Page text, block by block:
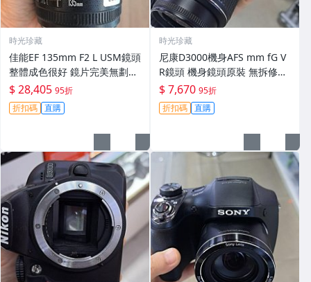
時光珍藏
佳能EF 135mm F2 L USM鏡頭
整體成色很好 鏡片完美無劃痕
功能一切正常 無拆修無-3430
$ 28,405 95折
折扣碼 直購
時光珍藏
尼康D3000機身AFS mm fG V
R鏡頭 機身鏡頭原裝 無拆修無
翻新 有輕微使用痕跡 鏡頭-34
30
$ 7,670 95折
折扣碼 直購